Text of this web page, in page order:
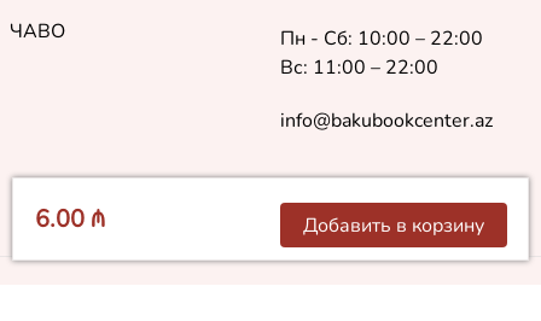
6.00 ₼ Добавить в корзину
ЧАВО
Пн - Сб: 10:00 – 22:00
Вс: 11:00 – 22:00
info@bakubookcenter.az